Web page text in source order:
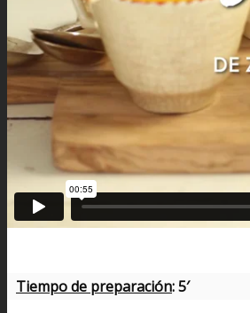
Tiempo de preparación: 5′